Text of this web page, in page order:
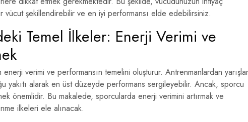
vücut şekillendirebilir ve en iyi performansı elde edebilirsiniz.
Temel İlkeler: Enerji Verimi ve
verimi ve performansın temelini oluşturur. Antrenmanlardan
yakıtı alarak en üst düzeyde performans sergileyebilir. Ancak, sporcu
önemlidir. Bu makalede, sporcularda enerji verimini artırmak ve
ilkeleri ele alınacak.